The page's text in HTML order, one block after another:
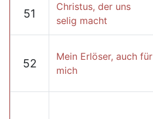
51
Christus, der uns
selig macht
52
Mein Erlöser, auch für
mich